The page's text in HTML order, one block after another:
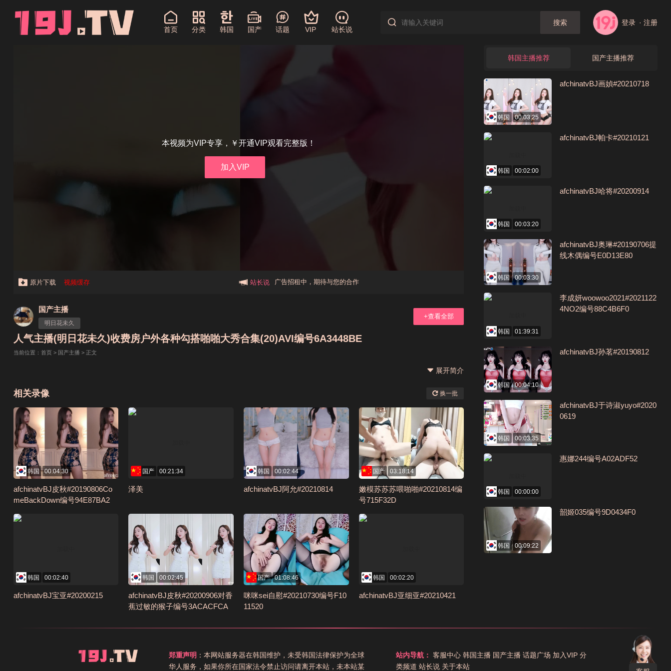
首页 分类 韩国 国产 话题 VIP 站长说
搜索 登录 · 注册
本视频为VIP专享，￥开通VIP观看完整版！
加入VIP
原片下载 视频缓存 站长说 广告招租中，期待与您的合作
国产主播
明日花未久
+查看全部
人气主播(明日花未久)收费房户外各种勾搭啪啪大秀合集(20)AVI编号6A3448BE
当前位置： 首页 > 国产主播 > 正文
展开简介
相关录像 换一批
韩国 00:04:30
afchinatvBJ皮秋#20190806Co
meBackDown编号94E87BA2
国产 00:21:34
泽美
韩国 00:02:44
afchinatvBJ阿允#20210814
国产 03:18:14
嫩模苏苏苏喂啪啪#20210814编
号715F32D
韩国 00:02:40
afchinatvBJ宝亚#20200215
韩国 00:02:45
afchinatvBJ皮秋#20200906对香
蕉过敏的猴子编号3ACACFCA
国产 01:08:46
咪咪sei自慰#20210730编号F10
11520
韩国 00:02:20
afchinatvBJ亚细亚#20210421
韩国主播推荐 国产主播推荐
韩国 00:03:25
afchinatvBJ画媜#20210718
韩国 00:02:00
afchinatvBJ帕卡#20210121
韩国 00:03:20
afchinatvBJ哈将#20200914
韩国 00:03:30
afchinatvBJ奥琳#20190706提
线木偶编号E0D13E80
韩国 01:39:31
李成妍woowoo2021#2021122
4NO2编号88C4B6F0
韩国 00:04:10
afchinatvBJ孙茗#20190812
韩国 00:03:35
afchinatvBJ于诗淑yuyo#2020
0619
韩国 00:00:00
惠娜244编号A02ADF52
韩国 00:09:22
韶姬035编号9D0434F0
郑重声明 ：本网站服务器在韩国维护，未受韩国法律保护为全球
华人服务，如果你所在国家法令禁止访问请离开本站，未本站某
站内导航： 客服中心 韩国主播 国产主播 话题广场 加入VIP 分
类频道 站长说 关于本站